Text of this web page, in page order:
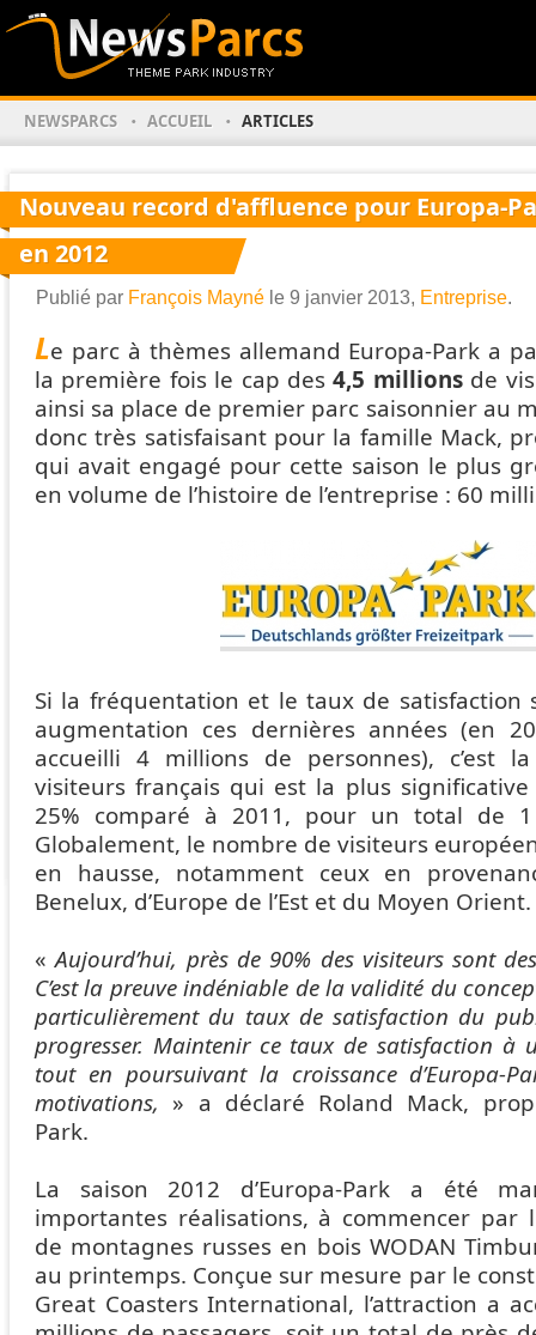
NEWSPARCS ACCUEIL ARTICLES
Nouveau record d'affluence pour Europa-
en 2012
Publié par François Mayné le 9 janvier 2013, Entreprise.
Le parc à thèmes allemand Europa-Park a
la première fois le cap des4,5 millionsde
ainsi sa place de premier parc saisonnier au
donc très satisfaisant pour la famille Mack,
qui avait engagé pour cette saison le plus
en volume de l’histoire de l’entreprise : 60
Si la fréquentation et le taux de satisfaction
augmentation ces dernières années (en
accueilli 4 millions de personnes), c’est
visiteurs français qui est la plus
25% comparé à 2011, pour un total de 1
Globalement, le nombre de visiteurs
en hausse, notamment ceux en
Benelux, d’Europe de l’Est et du Moyen Orient.
«Aujourd’hui, près de 90% des visiteurs sont
C’est la preuve indéniable de la validité du
particulièrement du taux de satisfaction du
progresser. Maintenir ce taux de satisfaction à
tout en poursuivant la croissance d’Europa-
motivations, » a déclaré Roland Mack,
Park.
La saison 2012 d’Europa-Park a été
importantes réalisations, à commencer par
de montagnes russes en bois WODAN
au printemps. Conçue sur mesure par le
Great Coasters International, l’attraction a